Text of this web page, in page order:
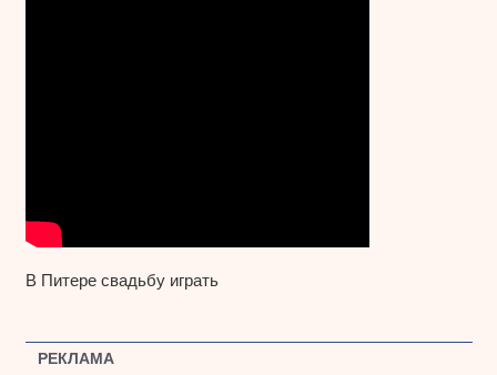
В Питере свадьбу играть
РЕКЛАМА